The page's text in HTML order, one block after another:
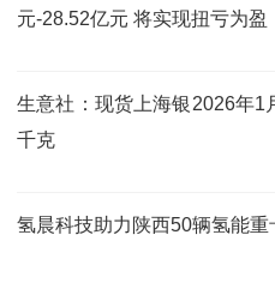
元-28.52亿元 将实现扭亏为盈
生意社：现货上海银2026年1
千克
氢晨科技助力陕西50辆氢能重